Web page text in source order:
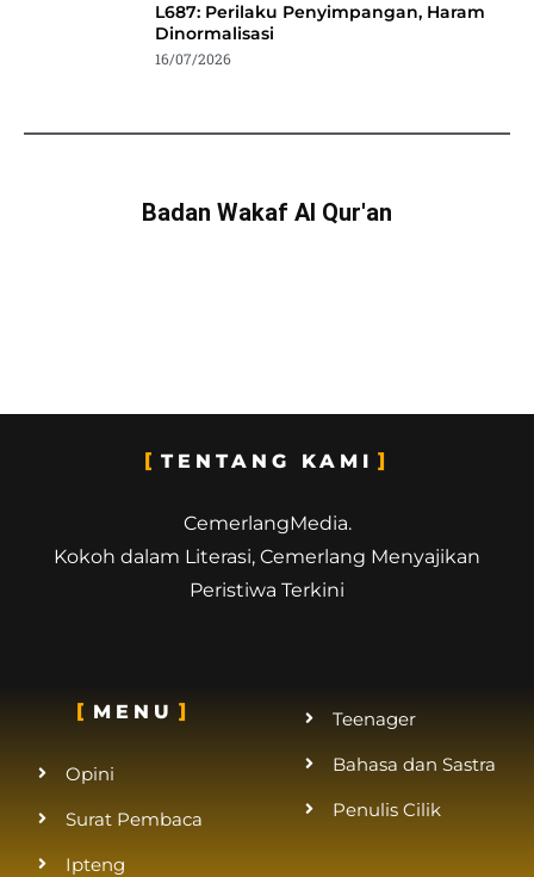
L687: Perilaku Penyimpangan, Haram
Dinormalisasi
16/07/2026
Badan Wakaf Al Qur'an
TENTANG KAMI
CemerlangMedia.
Kokoh dalam Literasi, Cemerlang Menyajikan
Peristiwa Terkini
MENU
Opini
Surat Pembaca
Ipteng
Teenager
Bahasa dan Sastra
Penulis Cilik